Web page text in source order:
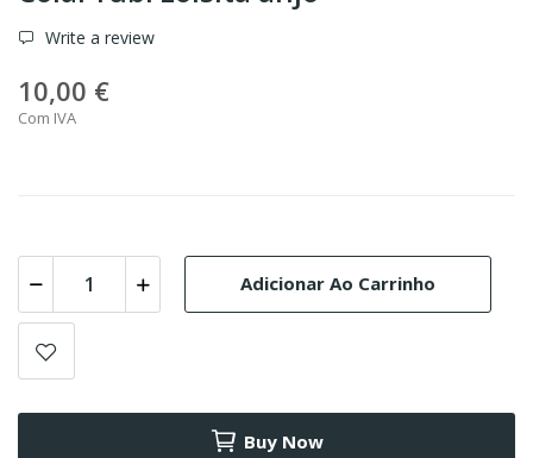
Write a review
10,00 €
Com IVA
Adicionar Ao Carrinho
Buy Now